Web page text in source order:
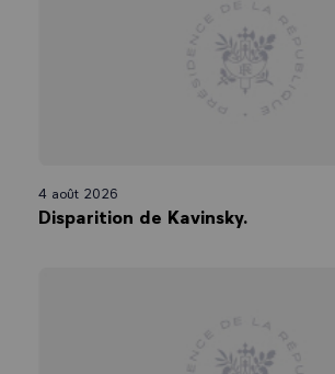
4 août 2026
Disparition de Kavinsky.